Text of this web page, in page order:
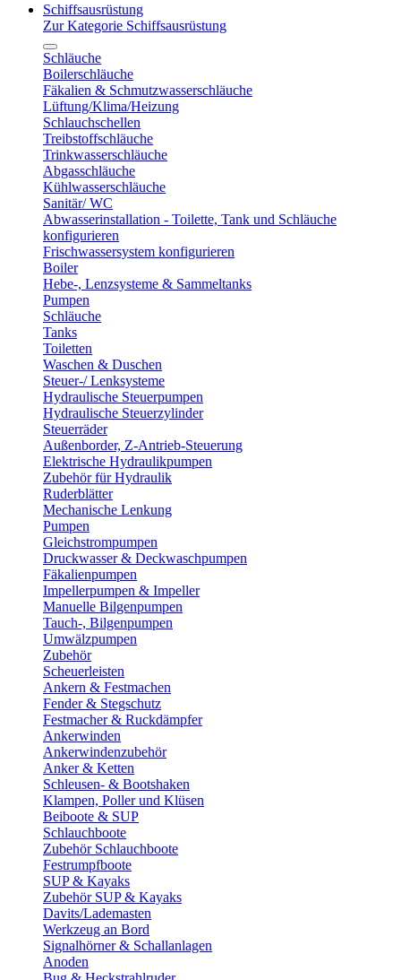
Schiffsausrüstung
Zur Kategorie Schiffsausrüstung
Schläuche
Boilerschläuche
Fäkalien & Schmutzwasserschläuche
Lüftung/Klima/Heizung
Schlauchschellen
Treibstoffschläuche
Trinkwasserschläuche
Abgasschläuche
Kühlwasserschläuche
Sanitär/ WC
Abwasserinstallation - Toilette, Tank und Schläuche
konfigurieren
Frischwassersystem konfigurieren
Boiler
Hebe-, Lenzsysteme & Sammeltanks
Pumpen
Schläuche
Tanks
Toiletten
Waschen & Duschen
Steuer-/ Lenksysteme
Hydraulische Steuerpumpen
Hydraulische Steuerzylinder
Steuerräder
Außenborder, Z-Antrieb-Steuerung
Elektrische Hydraulikpumpen
Zubehör für Hydraulik
Ruderblätter
Mechanische Lenkung
Pumpen
Gleichstrompumpen
Druckwasser & Deckwaschpumpen
Fäkalienpumpen
Impellerpumpen & Impeller
Manuelle Bilgenpumpen
Tauch-, Bilgenpumpen
Umwälzpumpen
Zubehör
Scheuerleisten
Ankern & Festmachen
Fender & Stegschutz
Festmacher & Ruckdämpfer
Ankerwinden
Ankerwindenzubehör
Anker & Ketten
Schleusen- & Bootshaken
Klampen, Poller und Klüsen
Beiboote & SUP
Schlauchboote
Zubehör Schlauchboote
Festrumpfboote
SUP & Kayaks
Zubehör SUP & Kayaks
Davits/Lademasten
Werkzeug an Bord
Signalhörner & Schallanlagen
Anoden